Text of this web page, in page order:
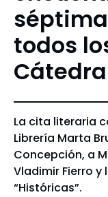
todos
La cita literaria
Librería Marta
Concepción, a
Vladimir Fierro
“Históricas”.